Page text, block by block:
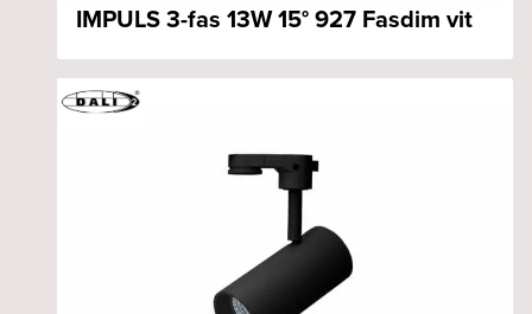
IMPULS 3-fas 13W 15° 927 Fasdim vit